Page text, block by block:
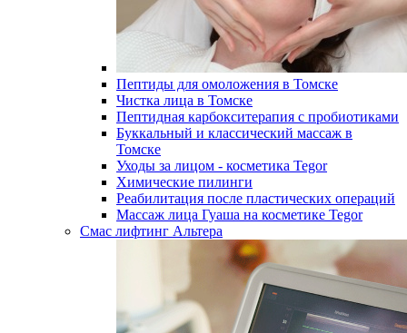
Пептиды для омоложения в Томске
Чистка лица в Томске
Пептидная карбокситерапия с пробиотиками
Буккальный и классический массаж в
Томске
Уходы за лицом - косметика Tegor
Химические пилинги
Реабилитация после пластических операций
Массаж лица Гуаша на косметике Tegor
Смас лифтинг Альтера